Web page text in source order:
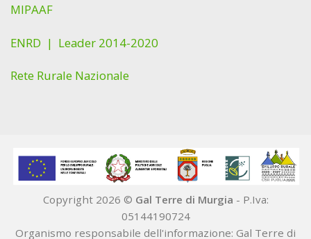
MIPAAF
ENRD | Leader 2014-2020
Rete Rurale Nazionale
Copyright 2026 © Gal Terre di Murgia - P.Iva:
05144190724
Organismo responsabile dell'informazione: Gal Terre di